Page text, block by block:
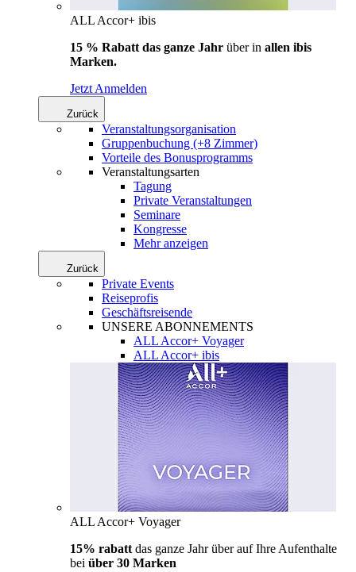
ALL Accor+ ibis
15 % Rabatt das ganze Jahr über in allen ibis
Marken.
Jetzt Anmelden
Zurück
Veranstaltungsorganisation
Gruppenbuchung (+8 Zimmer)
Vorteile des Bonusprogramms
Veranstaltungsarten
Tagung
Private Veranstaltungen
Seminare
Kongresse
Mehr anzeigen
Zurück
Private Events
Reiseprofis
Geschäftsreisende
UNSERE ABONNEMENTS
ALL Accor+ Voyager
ALL Accor+ ibis
ALL Accor+ Voyager
15% rabatt das ganze Jahr über auf Ihre Aufenthalte
bei über 30 Marken